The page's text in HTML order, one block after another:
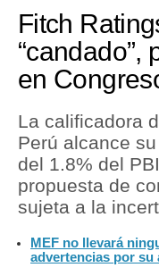
Economía
Mercados
Política
Finanzas Personales
Inmobiliarias
Fitch
“candado”,
en
La calificadora
Perú alcance
del 1.8% del
propuesta de
sujeta a la
MEF no llevará
advertencias por su